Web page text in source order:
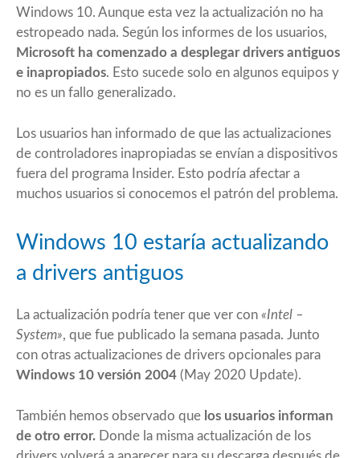
Windows 10. Aunque esta vez la actualización no ha
estropeado nada. Según los informes de los usuarios,
Microsoft ha comenzado a desplegar drivers antiguos
e inapropiados. Esto sucede solo en algunos equipos y
no es un fallo generalizado.
Los usuarios han informado de que las actualizaciones
de controladores inapropiadas se envían a dispositivos
fuera del programa Insider. Esto podría afectar a
muchos usuarios si conocemos el patrón del problema.
Windows 10 estaría actualizando
a drivers antiguos
La actualización podría tener que ver con «Intel –
System», que fue publicado la semana pasada. Junto
con otras actualizaciones de drivers opcionales para
Windows 10 versión 2004 (May 2020 Update).
También hemos observado que los usuarios informan
de otro error. Donde la misma actualización de los